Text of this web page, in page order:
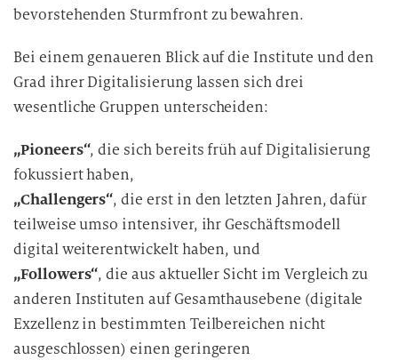
bevorstehenden Sturmfront zu bewahren.
Bei einem genaueren Blick auf die Institute und den
Grad ihrer Digitalisierung lassen sich drei
wesentliche Gruppen unterscheiden:
„Pioneers“, die sich bereits früh auf Digitalisierung
fokussiert haben,
„Challengers“, die erst in den letzten Jahren, dafür
teilweise umso intensiver, ihr Geschäftsmodell
digital weiterentwickelt haben, und
„Followers“, die aus aktueller Sicht im Vergleich zu
anderen Instituten auf Gesamthausebene (digitale
Exzellenz in bestimmten Teilbereichen nicht
ausgeschlossen) einen geringeren